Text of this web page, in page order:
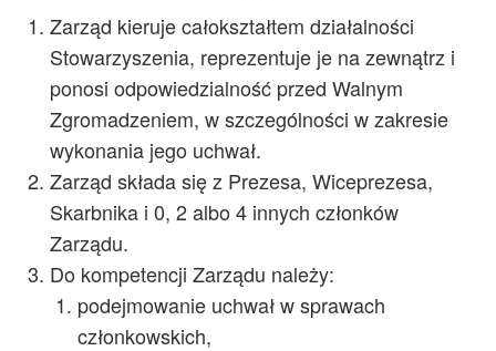
Zarząd kieruje całokształtem działalności
Stowarzyszenia, reprezentuje je na zewnątrz i
ponosi odpowiedzialność przed Walnym
Zgromadzeniem, w szczególności w zakresie
wykonania jego uchwał.
Zarząd składa się z Prezesa, Wiceprezesa,
Skarbnika i 0, 2 albo 4 innych członków
Zarządu.
Do kompetencji Zarządu należy:
podejmowanie uchwał w sprawach
członkowskich,